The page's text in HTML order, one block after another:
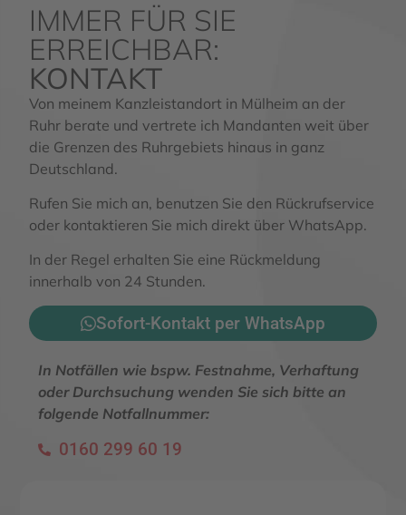
IMMER FÜR SIE
ERREICHBAR:
KONTAKT
Von meinem Kanzleistandort in Mülheim an der
Ruhr berate und vertrete ich Mandanten weit über
die Grenzen des Ruhrgebiets hinaus in ganz
Deutschland.
Rufen Sie mich an, benutzen Sie den Rückrufservice
oder kontaktieren Sie mich direkt über WhatsApp.
In der Regel erhalten Sie eine Rückmeldung
innerhalb von 24 Stunden.
Sofort-Kontakt per WhatsApp
In Notfällen wie bspw. Festnahme, Verhaftung
oder Durchsuchung wenden Sie sich bitte an
folgende Notfallnummer:
0160 299 60 19